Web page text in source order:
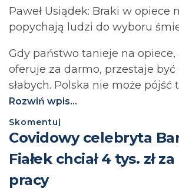
Paweł Usiądek: Braki w opiece
popychają ludzi do wyboru
Gdy państwo tanieje na opiece,
oferuje za darmo, przestaje
słabych. Polska nie może pójść
Rozwiń wpis...
Skomentuj
Covidowy celebryta
Fiałek chciał 4 tys. zł
pracy